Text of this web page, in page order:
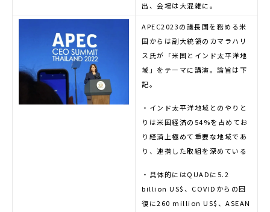
出、会場は大混雑に。
APEC2023の議長国を務める米
国からは副大統領のカマラハリ
ス氏が「米国とインド太平洋地
域」をテーマに講演。論旨は下
記。
・インド太平洋地域とのやりと
りは米国経済の54%を占めてお
り経済上極めて重要な地域であ
り、連携した取組を深めている
・具体的にはQUADに5.2
billion US$、COVIDからの回
復に260 million US$、ASEAN